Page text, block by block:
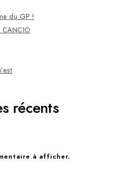
du GP !
récents
à afficher.